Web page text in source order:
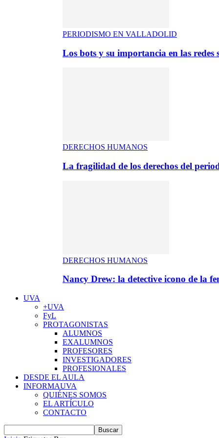
PERIODISMO EN VALLADOLID
Los bots y su importancia en las redes
DERECHOS HUMANOS
La fragilidad de los derechos del
DERECHOS HUMANOS
Nancy Drew: la detective icono de la
UVA
+UVA
FyL
PROTAGONISTAS
ALUMNOS
EXALUMNOS
PROFESORES
INVESTIGADORES
PROFESIONALES
DESDE EL AULA
INFORMAUVA
QUIÉNES SOMOS
EL ARTÍCULO
CONTACTO